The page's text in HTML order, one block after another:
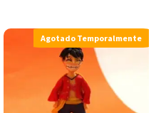
Agotado Temporalmente